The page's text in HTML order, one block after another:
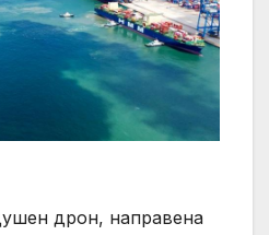
дрон, направена